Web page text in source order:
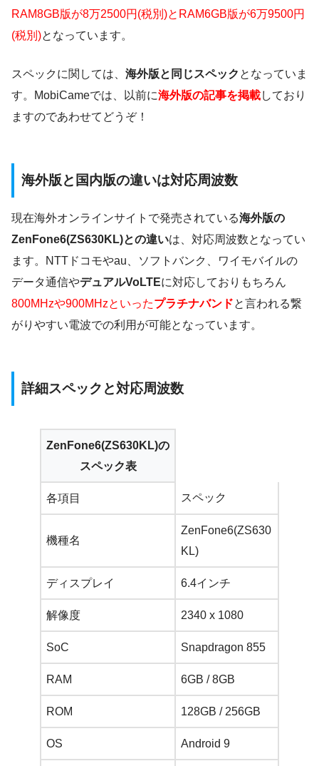
RAM8GB版が8万2500円(税別)とRAM6GB版が6万9500円
(税別)となっています。
スペックに関しては、 海外版と同じスペック となっていま
す。MobiCameでは、以前に海外版の記事を掲載しており
ますのであわせてどうぞ！
海外版と国内版の違いは対応周波数
現在海外オンラインサイトで発売されている海外版の
ZenFone6(ZS630KL)との違いは、対応周波数となってい
ます。NTTドコモやau、ソフトバンク、ワイモバイルの
データ通信やデュアルVoLTEに対応しておりもちろん
800MHzや900MHzといったプラチナバンドと言われる繋
がりやすい電波での利用が可能となっています。
詳細スペックと対応周波数
ZenFone6(ZS630KL)の
スペック表
各項目 スペック
機種名
ZenFone6(ZS630
KL)
ディスプレイ 6.4インチ
解像度 2340 x 1080
SoC Snapdragon 855
RAM 6GB / 8GB
ROM 128GB / 256GB
OS Android 9